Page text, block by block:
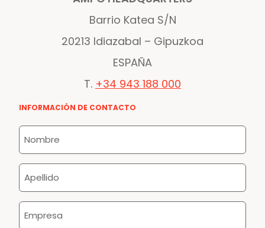
INFORMACIÓN DE CONTACTO
Nombre
Apellido
Empresa
Barrio Katea S/N
20213 Idiazabal – Gipuzkoa
ESPAÑA
T. +34 943 188 000